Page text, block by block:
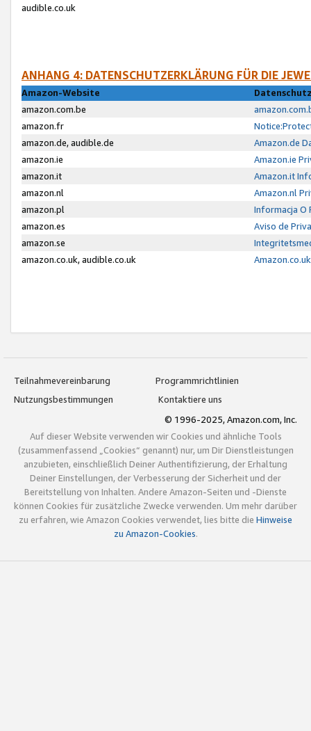
audible.co.uk
ANHANG 4: DATENSCHUTZERKLÄRUNG FÜR DIE
Amazon-Website
amazon.com.be
amazon.fr
amazon.de, audible.de
Amazon.de
amazon.ie
Amazon.ie
amazon.it
Amazon.it
amazon.nl
Amazon.nl
amazon.pl
Informacja O
amazon.es
Aviso de
amazon.se
amazon.co.uk, audible.co.uk
Teilnahmevereinbarung
Programmrichtlinien
Nutzungsbestimmungen
Kontaktiere uns
© 1996-2025, Amazon.com, Inc.
Auf dieser Website verwenden wir Cookies und ähnliche Tools
(zusammenfassend „Cookies“ genannt) nur, um Dir Dienstleistungen
anzubieten, einschließlich Deiner Authentifizierung, der Erhaltung
Deiner Einstellungen, der Verbesserung der Sicherheit und der
Bereitstellung von Inhalten. Andere Amazon-Seiten und -Dienste
können Cookies für zusätzliche Zwecke verwenden. Um mehr darüber
zu erfahren, wie Amazon Cookies verwendet, lies bitte die Hinweise
zu Amazon-Cookies.